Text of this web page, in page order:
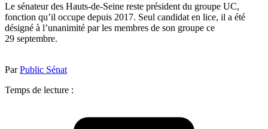
Le sénateur des Hauts-de-Seine reste président du groupe UC,
fonction qu’il occupe depuis 2017. Seul candidat en lice, il a été
désigné à l’unanimité par les membres de son groupe ce
29 septembre.
ParPublic Sénat
Temps de lecture :